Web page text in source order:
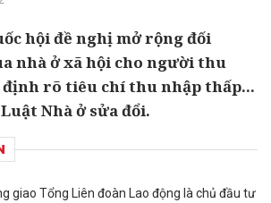
hội đề nghị mở rộng đối
nhà ở xã hội cho người thu
định rõ tiêu chí thu nhập thấp...
Nhà ở sửa đổi.
giao Tổng Liên đoàn Lao động là chủ đầu tư